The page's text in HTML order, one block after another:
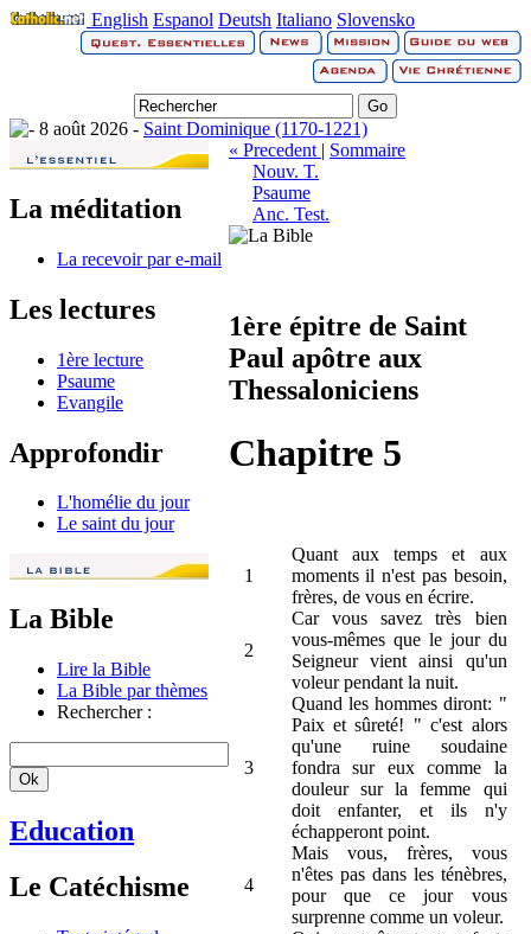
English Espanol Deutsh Italiano Slovensko
8 août 2026 - Saint Dominique (1170-1221)
La méditation
La recevoir par e-mail
Les lectures
1ère lecture
Psaume
Evangile
Approfondir
L'homélie du jour
Le saint du jour
La Bible
Lire la Bible
La Bible par thèmes
Rechercher :
Education
Le Catéchisme
« Precedent | Sommaire
Nouv. T.
Psaume
Anc. Test.
1ère épitre de Saint
Paul apôtre aux
Thessaloniciens
Chapitre 5
1
Quant aux temps et aux
moments il n'est pas besoin,
frères, de vous en écrire.
2
Car vous savez très bien
vous-mêmes que le jour du
Seigneur vient ainsi qu'un
voleur pendant la nuit.
3
Quand les hommes diront: "
Paix et sûreté! " c'est alors
qu'une ruine soudaine
fondra sur eux comme la
douleur sur la femme qui
doit enfanter, et ils n'y
échapperont point.
4
Mais vous, frères, vous
n'êtes pas dans les ténèbres,
pour que ce jour vous
surprenne comme un voleur.